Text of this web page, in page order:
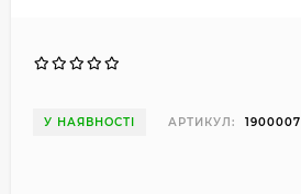
У НАЯВНОСТІ АРТИКУЛ: 1900007